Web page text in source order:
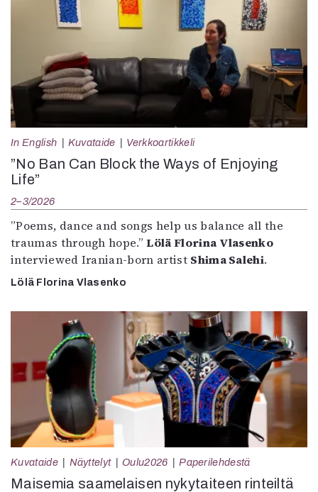
In English Kuvataide Verkkoartikkeli
”No Ban Can Block the Ways of Enjoying
Life”
2–3/2026
”Poems, dance and songs help us balance all the
traumas through hope.”Lölä Florina Vlasenko
interviewed Iranian-born artist Shima Salehi.
Lölä Florina Vlasenko
Kuvataide Näyttelyt Oulu2026 Paperilehdestä
Maisemia saamelaisen nykytaiteen rinteiltä